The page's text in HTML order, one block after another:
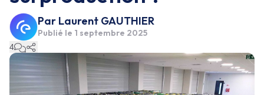
Par Laurent GAUTHIER
Publié le 1 septembre 2025
4